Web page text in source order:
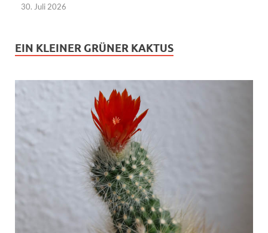
30. Juli 2026
EIN KLEINER GRÜNER KAKTUS